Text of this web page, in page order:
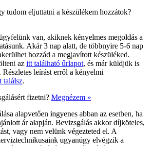
tudom eljuttatni a készülékem hozzátok?
van, akiknek kényelmes megoldás a
Akár 3 nap alatt, de többnyire 5-6 nap
hozzád a megjavított készüléked.
az itt található űrlapot, és már küldjük is
leírást erről a kényelmi
találsz.
fizetni? Megnézem »
alapvetően ingyenes abban az esetben, ha
ár alapján. Bevizsgálás akkor díjköteles,
vagy nem velünk végezteted el. A
ugyanúgy elvégzik a